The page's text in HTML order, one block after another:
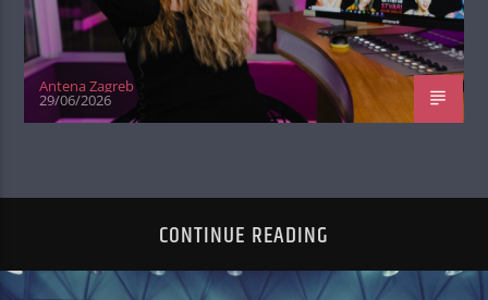
Antena Zagreb
29/06/2026
CONTINUE READING